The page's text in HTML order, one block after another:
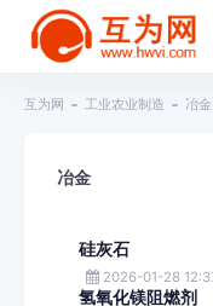
互为网 工业农业制造 冶金
冶金
硅灰石
2026-01-28
氢氧化镁阻燃剂